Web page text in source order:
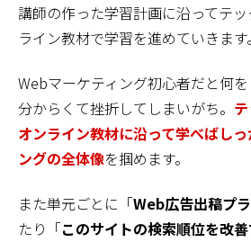
講師の作った学習計画に沿ってテ
ライン教材で学習を進めていきます。
Webマーケティング初心者だと何
分からくて挫折してしまいがち。
オンライン教材に沿って学べばし
ングの全体像を掴めます。
また単元ごとに「Web広告出稿プ
たり「このサイトの検索順位を改